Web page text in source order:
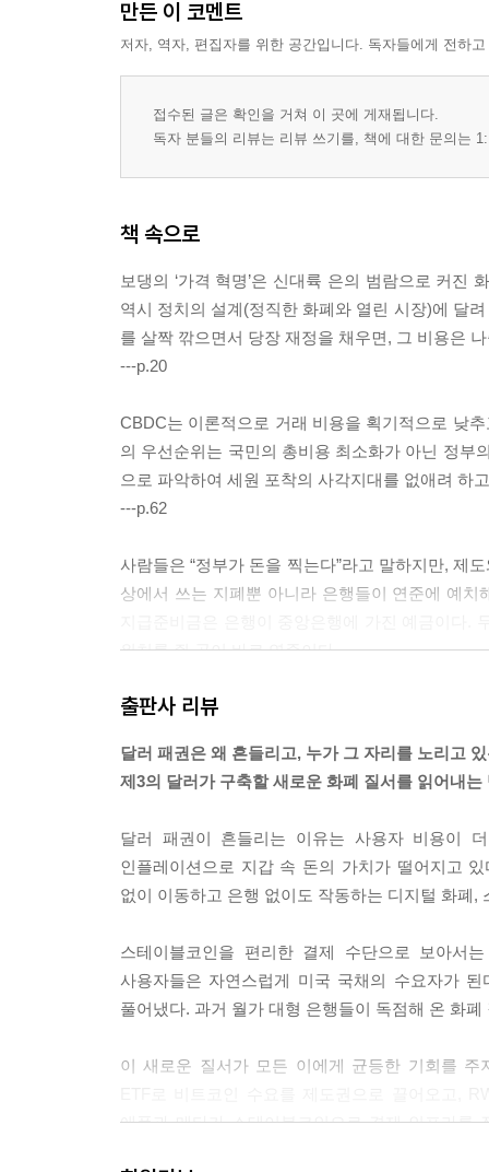
만든 이 코멘트
저자, 역자, 편집자를 위한 공간입니다. 독자들에게 전하
접수된 글은 확인을 거쳐 이 곳에 게재됩니다.
독자 분들의 리뷰는 리뷰 쓰기를, 책에 대한 문의는
책 속으로
보댕의 ‘가격 혁명’은 신대륙 은의 범람으로 커
역시 정치의 설계(정직한 화폐와 열린 시장)에 달
를 살짝 깎으면서 당장 재정을 채우면, 그 비용은
---p.20
CBDC는 이론적으로 거래 비용을 획기적으로 낮
의 우선순위는 국민의 총비용 최소화가 아닌 정부
으로 파악하여 세원 포착의 사각지대를 없애려 하
---p.62
사람들은 “정부가 돈을 찍는다”라고 말하지만, 제
상에서 쓰는 지폐뿐 아니라 은행들이 연준에 예
위치를 쥔 곳이 바로 연준이다.
지 않는 비용들이 우리 생활 곳곳에서 불어나기
고, 더 빨리 받게 해주고, 복잡한 절차를 없애주겠
---p.181
스테이블코인과 암호자산, 디지털 화폐 실험은 제
준과 월가가 하나의 연쇄로 연결되어 혁신의 속
고 의심했다.
---p.238
스테이블코인 준비금에 RWA를 편입하면, 준비
출판사 리뷰
달러 패권은 왜 흔들리고, 누가 그 자리를 노리고
제3의 달러가 구축할 새로운 화폐 질서를 읽어내는
달러 패권이 흔들리는 이유는 사용자 비용이
인플레이션으로 지갑 속 돈의 가치가 떨어지고
없이 이동하고 은행 없이도 작동하는 디지털 화폐,
스테이블코인을 편리한 결제 수단으로 보아서
사용자들은 자연스럽게 미국 국채의 수요자가
풀어냈다. 과거 월가 대형 은행들이 독점해 온 화
이 새로운 질서가 모든 이에게 균등한 기회를
애플과 메타가 스테이블코인으로 결제 인프라